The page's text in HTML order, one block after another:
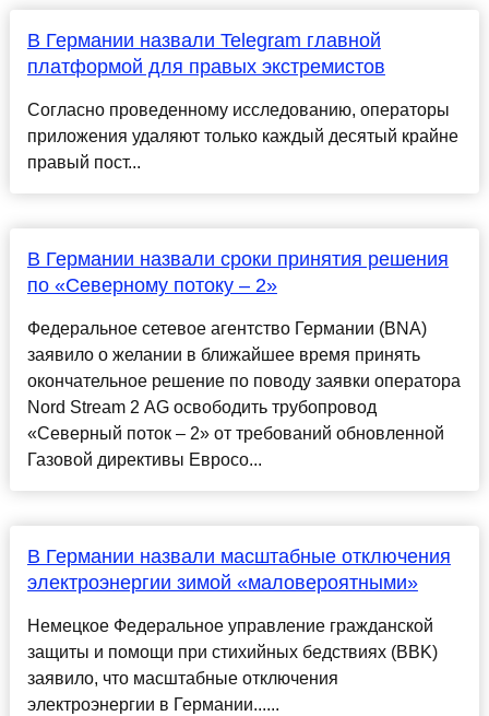
В Германии назвали Telegram главной
платформой для правых экстремистов
Согласно проведенному исследованию, операторы
приложения удаляют только каждый десятый крайне
правый пост...
В Германии назвали сроки принятия решения
по «Северному потоку – 2»
Федеральное сетевое агентство Германии (BNA)
заявило о желании в ближайшее время принять
окончательное решение по поводу заявки оператора
Nord Stream 2 AG освободить трубопровод
«Северный поток – 2» от требований обновленной
Газовой директивы Евросо...
В Германии назвали масштабные отключения
электроэнергии зимой «маловероятными»
Немецкое Федеральное управление гражданской
защиты и помощи при стихийных бедствиях (BBK)
заявило, что масштабные отключения
электроэнергии в Германии......